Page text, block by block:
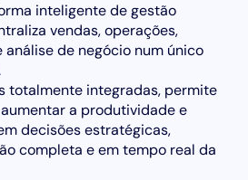
inteligente de gestão
vendas, operações,
análise de negócio num único
totalmente integradas, permite
a produtividade e
decisões estratégicas,
completa e em tempo real da